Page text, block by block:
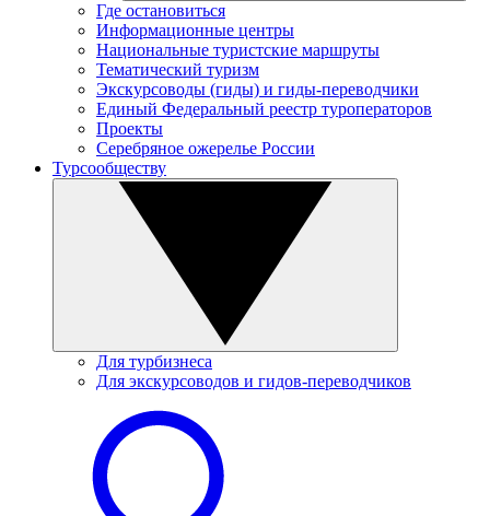
Где остановиться
Информационные центры
Национальные туристские маршруты
Тематический туризм
Экскурсоводы (гиды) и гиды-переводчики
Единый Федеральный реестр туроператоров
Проекты
Серебряное ожерелье России
Турсообществу
Для турбизнеса
Для экскурсоводов и гидов-переводчиков